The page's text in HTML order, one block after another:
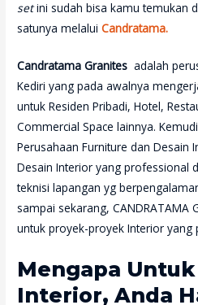
setini sudah bisa kamu temukan
satunya melaluiCandratama.
Candratama Granites adalah
Kediri yang pada awalnya
untuk Residen Pribadi, Hotel,
Commercial Space lainnya.
Perusahaan Furniture dan Desain
Desain Interior yang professional
teknisi lapangan yg
sampai sekarang, CANDRATAMA
untuk proyek-proyek Interior yang
Mengapa
Interior, Anda